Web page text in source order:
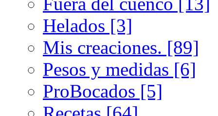
Helados [3]
Mis creaciones. [89]
Pesos y medidas [6]
ProBocados [5]